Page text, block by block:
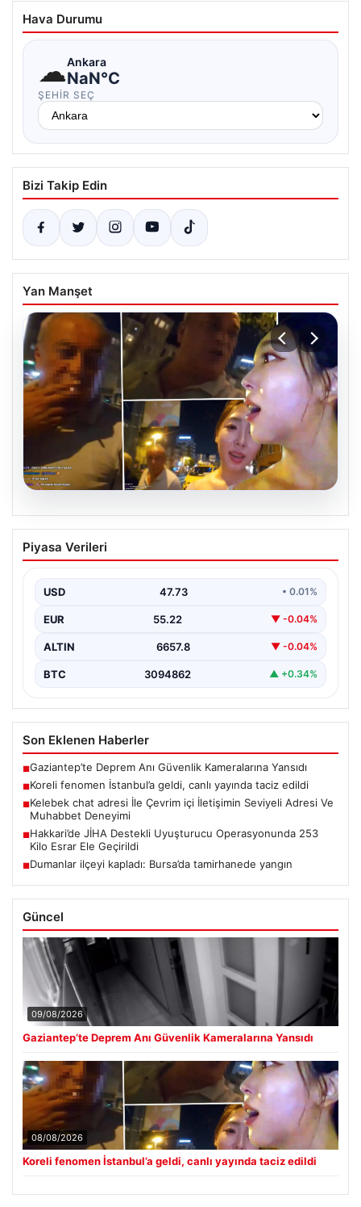
Hava Durumu
☁Ankara
NaN°C
ŞEHIR SEÇ
Bizi Takip Edin
Yan Manşet
Koreli fenomen İstanbul’a geldi, canlı
yayında taciz edildi
Piyasa Verileri
USD 47.73 • 0.01%
EUR 55.22 ▼ -0.04%
ALTIN 6657.8 ▼ -0.04%
BTC 3094862 ▲ +0.34%
Son Eklenen Haberler
■Gaziantep’te Deprem Anı Güvenlik Kameralarına Yansıdı
■Koreli fenomen İstanbul’a geldi, canlı yayında taciz edildi
■Kelebek chat adresi İle Çevrim içi İletişimin Seviyeli Adresi Ve
Muhabbet Deneyimi
■Hakkari’de JİHA Destekli Uyuşturucu Operasyonunda 253
Kilo Esrar Ele Geçirildi
■Dumanlar ilçeyi kapladı: Bursa’da tamirhanede yangın
Güncel
09/08/2026
Gaziantep’te Deprem Anı Güvenlik Kameralarına Yansıdı
08/08/2026
Koreli fenomen İstanbul’a geldi, canlı yayında taciz edildi